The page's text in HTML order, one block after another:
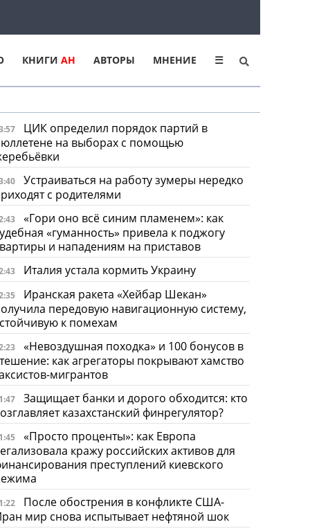
КНИГИ АН АВТОРЫ МНЕНИЕ ☰
ЦИК определил порядок партий в
на выборах с помощью
Устраиваться на работу зумеры нередко
с родителями
«Гори оно всё синим пламенем»: как
«гуманность» привела к поджогу
и нападениям на приставов
Италия устала кормить Украину
Иранская ракета «Хейбар Шекан»
передовую навигационную систему,
к помехам
«Невоздушная походка» и 100 бонусов в
как агрегаторы покрывают хамство
мигрантов
Защищает банки и дорого обходится: кто
казахстанский финрегулятор?
«Просто проценты»: как Европа
кражу российских активов для
преступлений киевского
После обострения в конфликте США-
мир снова испытывает нефтяной шок